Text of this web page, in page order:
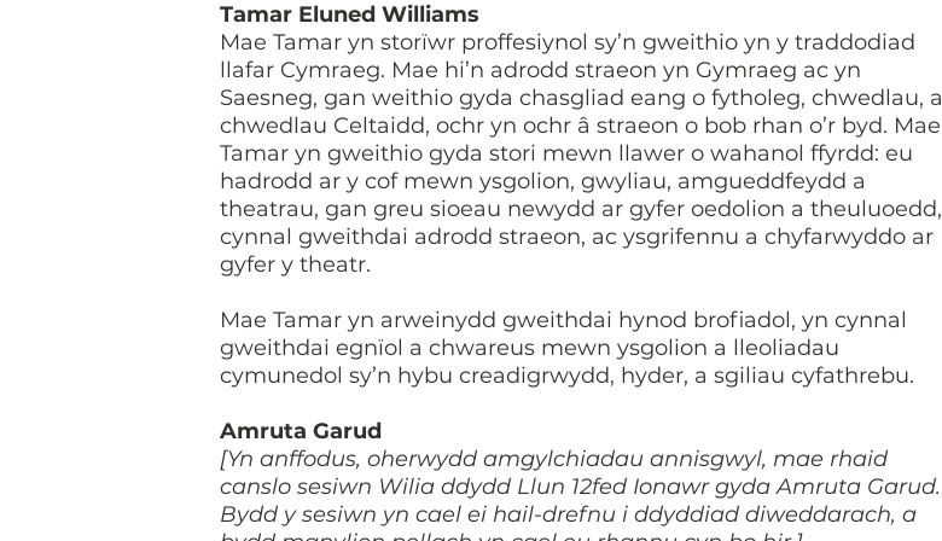
​Tamar Eluned Williams
Mae Tamar yn storïwr proffesiynol sy’n gweithio yn y traddodiad
llafar Cymraeg. Mae hi’n adrodd straeon yn Gymraeg ac yn
Saesneg, gan weithio gyda chasgliad eang o fytholeg, chwedlau, a
chwedlau Celtaidd, ochr yn ochr â straeon o bob rhan o’r byd. Mae
Tamar yn gweithio gyda stori mewn llawer o wahanol ffyrdd: eu
hadrodd ar y cof mewn ysgolion, gwyliau, amgueddfeydd a
theatrau, gan greu sioeau newydd ar gyfer oedolion a theuluoedd,
cynnal gweithdai adrodd straeon, ac ysgrifennu a chyfarwyddo ar
gyfer y theatr.
Mae Tamar yn arweinydd gweithdai hynod brofiadol, yn cynnal
gweithdai egnïol a chwareus mewn ysgolion a lleoliadau
cymunedol sy’n hybu creadigrwydd, hyder, a sgiliau cyfathrebu.
Amruta Garud
[Yn anffodus, oherwydd amgylchiadau annisgwyl, mae rhaid
canslo sesiwn Wilia ddydd Llun 12fed Ionawr gyda Amruta Garud.
Bydd y sesiwn yn cael ei hail-drefnu i ddyddiad diweddarach, a